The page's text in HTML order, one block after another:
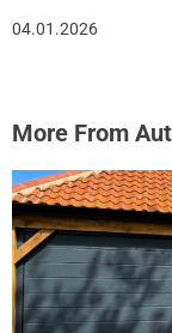
04.01.2026
More From